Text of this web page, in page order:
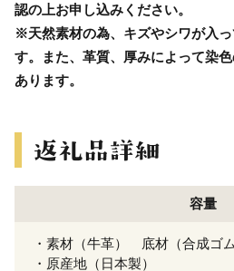
認の上お申し込みください。
※天然素材の為、キズやシワが入
す。また、革質、厚みによって染
あります。
容量
・素材（牛革） 底材（合成ゴム
・原産地（日本製）